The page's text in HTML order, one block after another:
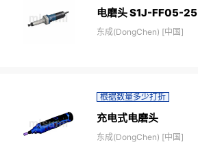
电磨头 S1J-FF05-25
东成(DongChen) [中国]
根据数量多少打折
充电式电磨头
东成(DongChen) [中国]